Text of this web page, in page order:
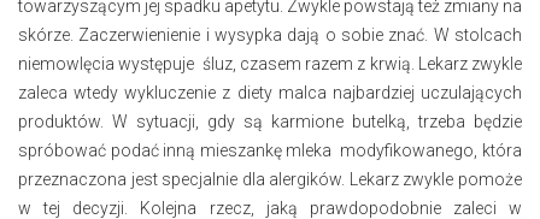
towarzyszącym jej spadku apetytu. Zwykle powstają też zmiany na
skórze. Zaczerwienienie i wysypka dają o sobie znać. W stolcach
niemowlęcia występuje śluz, czasem razem z krwią. Lekarz zwykle
zaleca wtedy wykluczenie z diety malca najbardziej uczulających
produktów. W sytuacji, gdy są karmione butelką, trzeba będzie
spróbować podać inną mieszankę mleka modyfikowanego, która
przeznaczona jest specjalnie dla alergików. Lekarz zwykle pomoże
w tej decyzji. Kolejna rzecz, jaką prawdopodobnie zaleci w